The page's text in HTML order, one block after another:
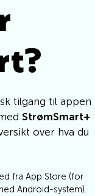
tilgang til appen
StrømSmart+
over hva du
fra App Store (for
Android-system).